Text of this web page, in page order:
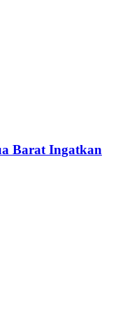
Barat Ingatkan